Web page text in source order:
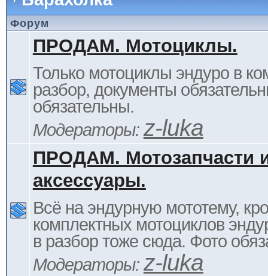
Форум
ПРОДАМ. Мотоциклы.
Только мотоциклы эндуро в
разбор, документы
обязательны.
Модераторы: z-luka
ПРОДАМ. Мотозапчасти
аксессуары.
Всё на эндурную мототему,
комплектных мотоциклов
в разбор тоже сюда. Фото
Модераторы: z-luka